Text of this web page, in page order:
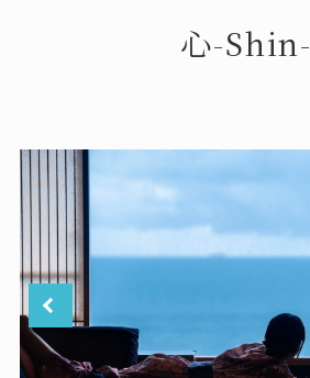
心-Shin-